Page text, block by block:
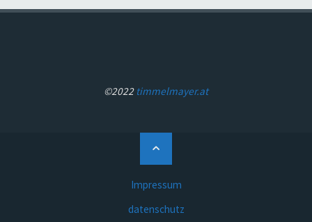
©2022 timmelmayer.at
Impressum
datenschutz
Back
to
Top